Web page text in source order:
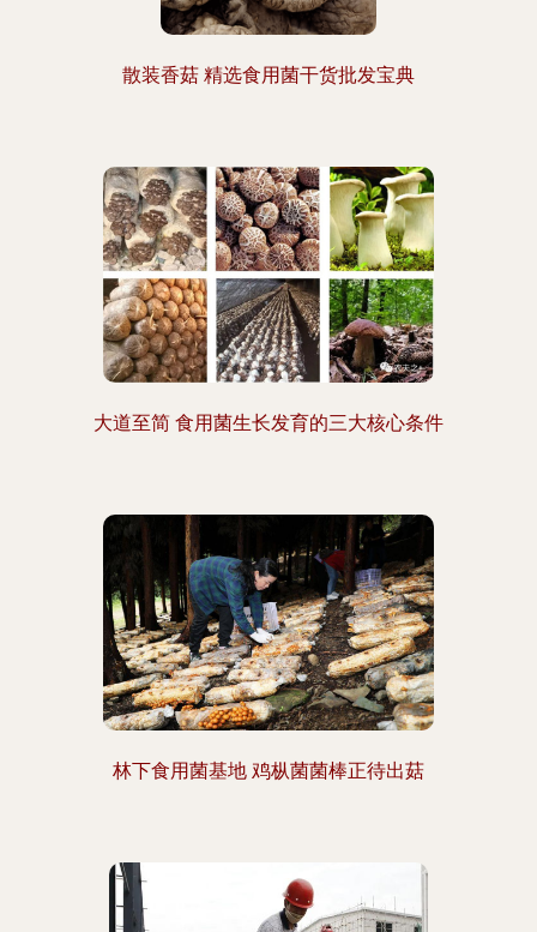
散装香菇 精选食用菌干货批发宝典
大道至简 食用菌生长发育的三大核心条件
林下食用菌基地 鸡枞菌菌棒正待出菇